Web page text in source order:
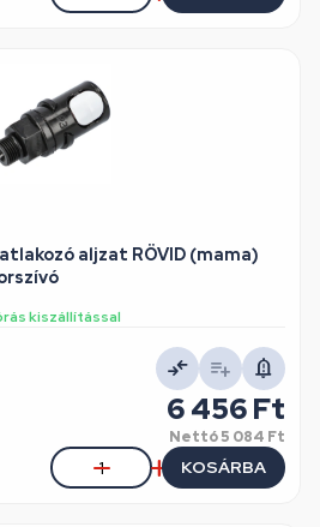
aljzat RÖVID (mama)
kiszállítással
6 456 Ft
Nettó5 084 Ft
KOSÁRBA